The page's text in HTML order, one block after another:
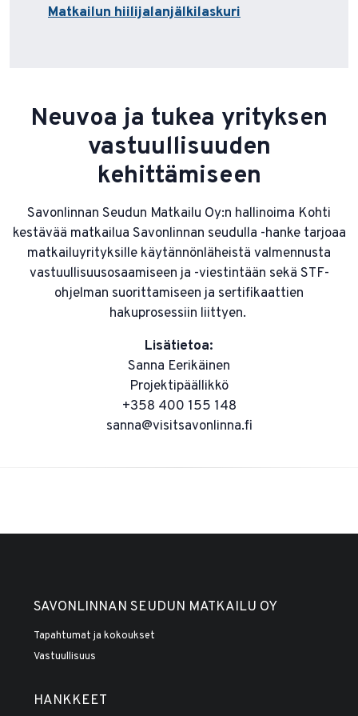
Matkailun hiilijalanjälkilaskuri
Neuvoa ja tukea yrityksen
vastuullisuuden
kehittämiseen
Savonlinnan Seudun Matkailu Oy:n hallinoima Kohti
kestävää matkailua Savonlinnan seudulla -hanke tarjoaa
matkailuyrityksille käytännönläheistä valmennusta
vastuullisuusosaamiseen ja -viestintään sekä STF-
ohjelman suorittamiseen ja sertifikaattien
hakuprosessiin liittyen.
Lisätietoa:
Sanna Eerikäinen
Projektipäällikkö
+358 400 155 148
sanna@visitsavonlinna.fi
SAVONLINNAN SEUDUN MATKAILU OY
Tapahtumat ja kokoukset
Vastuullisuus
HANKKEET